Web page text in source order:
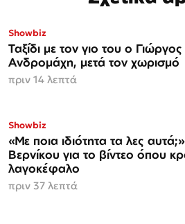
Showbiz
Ταξίδι με τον γιο του ο
Ανδρομάχη, μετά τον χωρισμό
πριν 14 λεπτά
Showbiz
«Με ποια ιδιότητα τα λες
Βερνίκου για το βίντεο όπου
λαγοκέφαλο
πριν 37 λεπτά